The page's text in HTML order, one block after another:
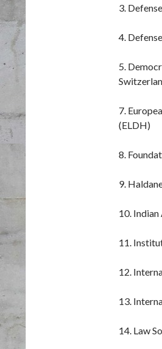
3.
4.
5.
7.
(ELDH)
8.
9.
10.
11.
12.
13.
14. Law